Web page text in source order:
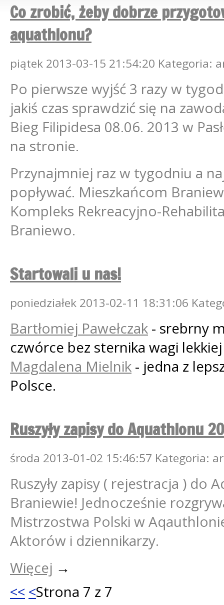
Co zrobić, żeby dobrze
aquathlonu?
piątek 2013-03-15 21:54:20 Kategoria:
Po pierwsze wyjść 3 razy w
jakiś czas sprawdzić się na
Bieg Filipidesa 08.06. 2013 w
na stronie.
Przynajmniej raz w tygodniu a
popływać. Mieszkańcom
Kompleks Rekreacyjno-
Braniewo.
Startowali u nas!
poniedziałek 2013-02-11 18:31:06
Bartłomiej Pawełczak - srebrny
czwórce bez sternika wagi
Magdalena Mielnik - jedna z
Polsce.
Ruszyły zapisy do Aquathlonu
środa 2013-01-02 15:46:57 Kategoria:
Ruszyły zapisy ( rejestracja ) do
Braniewie! Jednocześnie
Mistrzostwa Polski w
Aktorów i dziennikarzy.
Więcej →
<< <Strona 7 z 7